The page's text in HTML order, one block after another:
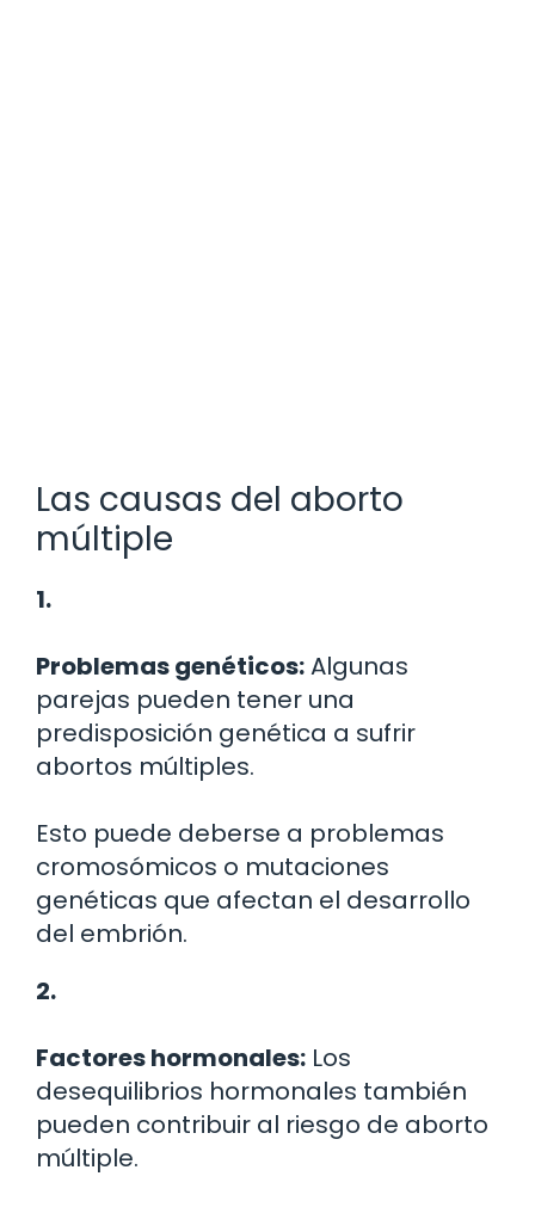
Las causas del aborto
múltiple
1.
Problemas genéticos:Algunas
parejas pueden tener una
predisposición genética a sufrir
abortos múltiples.
Esto puede deberse a problemas
cromosómicos o mutaciones
genéticas que afectan el desarrollo
del embrión.
2.
Factores hormonales: Los
desequilibrios hormonales también
pueden contribuir al riesgo de aborto
múltiple.